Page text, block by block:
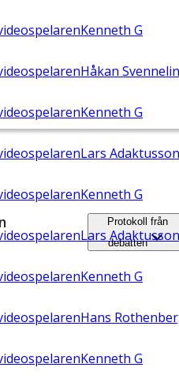
Kenneth G
Håkan
Kenneth G
Lars Adaktusson
Kenneth G
Lars Adaktusson
Kenneth G
Hans
Kenneth G
Protokoll från
debatten